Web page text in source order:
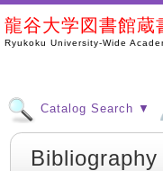
龍谷大学図書館蔵
Ryukoku University-Wide
Catalog Search ▼